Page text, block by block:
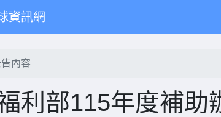
資訊網
內容
利部115年度補助